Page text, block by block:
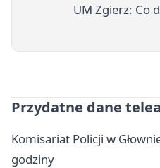
UM Zgierz: Co
Przydatne dane
Komisariat Policji w
godziny